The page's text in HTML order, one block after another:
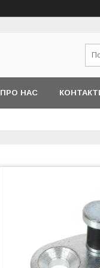
ПРО НАС